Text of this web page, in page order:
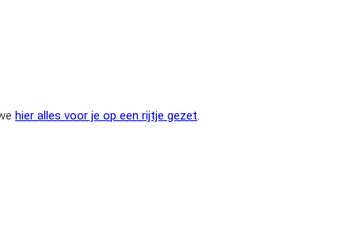
hier alles voor je op een rijtje gezet.